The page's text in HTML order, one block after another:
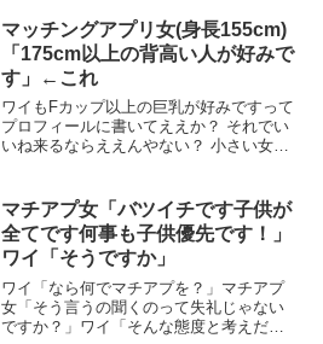
マッチングアプリ女(身長155cm)
「175cm以上の背高い人が好みで
す」←これ
ワイもFカップ以上の巨乳が好みですって
プロフィールに書いてええか？ それでい
いね来るならええんやない？ 小さい女ほ
っちやからええよな ええぞ ワイの場合そ
れでガチでわらわらFカップ美女がよって
きたからな
マチアプ女「バツイチです子供が
全てです何事も子供優先です！」
ワイ「そうですか」
ワイ「なら何でマチアプを？」マチアプ
女「そう言うの聞くのって失礼じゃない
ですか？」ワイ「そんな態度と考えだか